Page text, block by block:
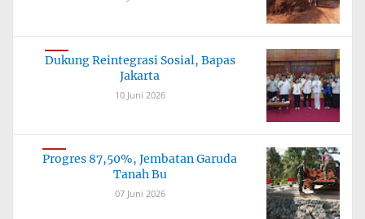
Dukung Reintegrasi Sosial, Bapas
Jakarta
10 Juni 2026
Progres 87,50%, Jembatan Garuda
Tanah Bu
07 Juni 2026